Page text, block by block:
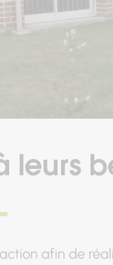
leurs
afin de